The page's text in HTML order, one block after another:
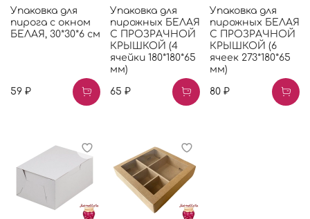
Упаковка для
пирога с окном
БЕЛАЯ, 30*30*6 см
59 ₽
Упаковка для
пирожных БЕЛАЯ
С ПРОЗРАЧНОЙ
КРЫШКОЙ (4
ячейки 180*180*65
мм)
65 ₽
Упаковка для
пирожных БЕЛАЯ
С ПРОЗРАЧНОЙ
КРЫШКОЙ (6
ячеек 273*180*65
мм)
80 ₽